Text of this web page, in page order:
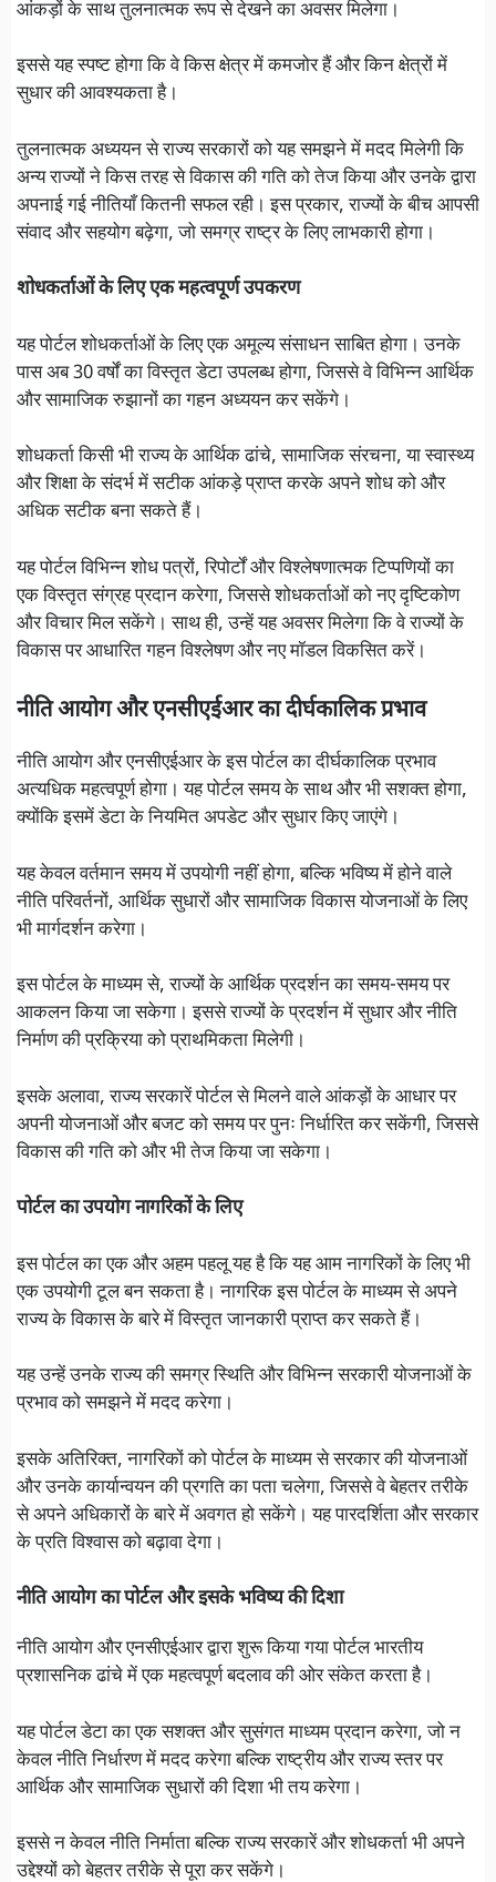
आंकड़ों के साथ तुलनात्मक रूप से देखने का अवसर मिलेगा।
इससे यह स्पष्ट होगा कि वे किस क्षेत्र में कमजोर हैं और किन क्षेत्रों में
सुधार की आवश्यकता है।
तुलनात्मक अध्ययन से राज्य सरकारों को यह समझने में मदद मिलेगी कि
अन्य राज्यों ने किस तरह से विकास की गति को तेज किया और उनके द्वारा
अपनाई गई नीतियाँ कितनी सफल रही। इस प्रकार, राज्यों के बीच आपसी
संवाद और सहयोग बढ़ेगा, जो समग्र राष्ट्र के लिए लाभकारी होगा।
शोधकर्ताओं के लिए एक महत्वपूर्ण उपकरण
यह पोर्टल शोधकर्ताओं के लिए एक अमूल्य संसाधन साबित होगा। उनके
पास अब 30 वर्षों का विस्तृत डेटा उपलब्ध होगा, जिससे वे विभिन्न आर्थिक
और सामाजिक रुझानों का गहन अध्ययन कर सकेंगे।
शोधकर्ता किसी भी राज्य के आर्थिक ढांचे, सामाजिक संरचना, या स्वास्थ्य
और शिक्षा के संदर्भ में सटीक आंकड़े प्राप्त करके अपने शोध को और
अधिक सटीक बना सकते हैं।
यह पोर्टल विभिन्न शोध पत्रों, रिपोर्टों और विश्लेषणात्मक टिप्पणियों का
एक विस्तृत संग्रह प्रदान करेगा, जिससे शोधकर्ताओं को नए दृष्टिकोण
और विचार मिल सकेंगे। साथ ही, उन्हें यह अवसर मिलेगा कि वे राज्यों के
विकास पर आधारित गहन विश्लेषण और नए मॉडल विकसित करें।
नीति आयोग और एनसीएईआर का दीर्घकालिक प्रभाव
नीति आयोग और एनसीएईआर के इस पोर्टल का दीर्घकालिक प्रभाव
अत्यधिक महत्वपूर्ण होगा। यह पोर्टल समय के साथ और भी सशक्त होगा,
क्योंकि इसमें डेटा के नियमित अपडेट और सुधार किए जाएंगे।
यह केवल वर्तमान समय में उपयोगी नहीं होगा, बल्कि भविष्य में होने वाले
नीति परिवर्तनों, आर्थिक सुधारों और सामाजिक विकास योजनाओं के लिए
भी मार्गदर्शन करेगा।
इस पोर्टल के माध्यम से, राज्यों के आर्थिक प्रदर्शन का समय-समय पर
आकलन किया जा सकेगा। इससे राज्यों के प्रदर्शन में सुधार और नीति
निर्माण की प्रक्रिया को प्राथमिकता मिलेगी।
इसके अलावा, राज्य सरकारें पोर्टल से मिलने वाले आंकड़ों के आधार पर
अपनी योजनाओं और बजट को समय पर पुनः निर्धारित कर सकेंगी, जिससे
विकास की गति को और भी तेज किया जा सकेगा।
पोर्टल का उपयोग नागरिकों के लिए
इस पोर्टल का एक और अहम पहलू यह है कि यह आम नागरिकों के लिए भी
एक उपयोगी टूल बन सकता है। नागरिक इस पोर्टल के माध्यम से अपने
राज्य के विकास के बारे में विस्तृत जानकारी प्राप्त कर सकते हैं।
यह उन्हें उनके राज्य की समग्र स्थिति और विभिन्न सरकारी योजनाओं के
प्रभाव को समझने में मदद करेगा।
इसके अतिरिक्त, नागरिकों को पोर्टल के माध्यम से सरकार की योजनाओं
और उनके कार्यान्वयन की प्रगति का पता चलेगा, जिससे वे बेहतर तरीके
से अपने अधिकारों के बारे में अवगत हो सकेंगे। यह पारदर्शिता और सरकार
के प्रति विश्वास को बढ़ावा देगा।
नीति आयोग का पोर्टल और इसके भविष्य की दिशा
नीति आयोग और एनसीएईआर द्वारा शुरू किया गया पोर्टल भारतीय
प्रशासनिक ढांचे में एक महत्वपूर्ण बदलाव की ओर संकेत करता है।
यह पोर्टल डेटा का एक सशक्त और सुसंगत माध्यम प्रदान करेगा, जो न
केवल नीति निर्धारण में मदद करेगा बल्कि राष्ट्रीय और राज्य स्तर पर
आर्थिक और सामाजिक सुधारों की दिशा भी तय करेगा।
इससे न केवल नीति निर्माता बल्कि राज्य सरकारें और शोधकर्ता भी अपने
उद्देश्यों को बेहतर तरीके से पूरा कर सकेंगे।